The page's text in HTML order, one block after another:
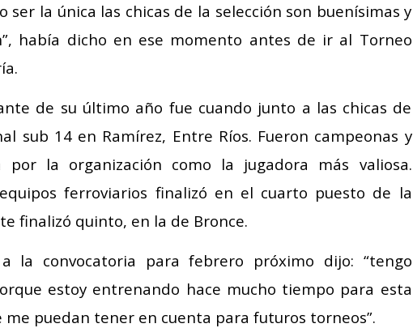
ser la única las chicas de la selección son buenísimas y
había dicho en ese momento antes de ir al Torneo
de su último año fue cuando junto a las chicas de
sub 14 en Ramírez, Entre Ríos. Fueron campeonas y
por la organización como la jugadora más valiosa.
ferroviarios finalizó en el cuarto puesto de la
finalizó quinto, en la de Bronce.
la convocatoria para febrero próximo dijo: “tengo
estoy entrenando hace mucho tiempo para esta
puedan tener en cuenta para futuros torneos”.